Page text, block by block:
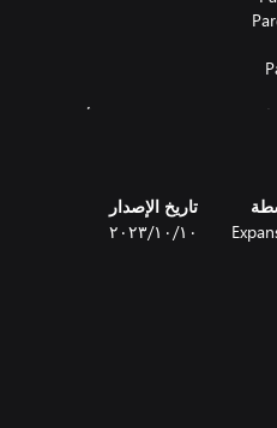
تطبيقها على جميع الأسلحة
داخل اللعبة مجانًا قبل
تاريخ الإصدار
١٠‏/١٠‏/٢٠٢٣